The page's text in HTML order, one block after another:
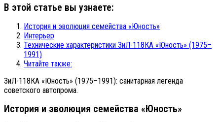
В этой статье вы узнаете:
История и эволюция семейства «Юность»
Интерьер
Технические характеристики ЗиЛ-118КА «Юность» (1975–
1991)
Читайте также:
ЗиЛ-118КА «Юность» (1975–1991): санитарная легенда
советского автопрома.
История и эволюция семейства «Юность»